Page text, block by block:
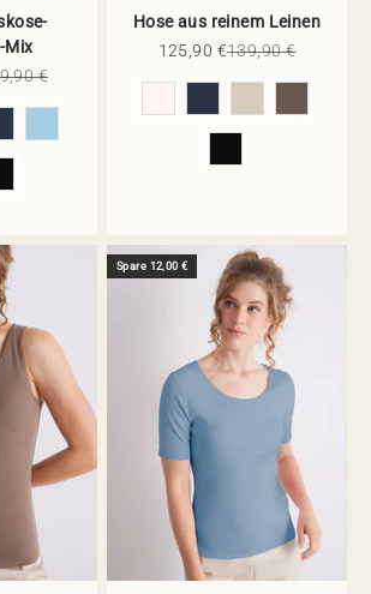
Mix
Preis
€
Hose aus reinem Leinen
Angebot
125,90 €Regulärer Preis
139,90 €
Spare 12,00 €